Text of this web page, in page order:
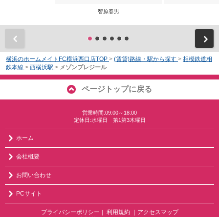
智原春男
横浜のホームメイトFC横浜西口店TOP > (賃貸)路線・駅から探す > 相模鉄道相
鉄本線 > 西横浜駅 > メゾンプレジール
ページトップに戻る
営業時間:09:00～18:00
定休日:水曜日 第1第3木曜日
ホーム
会社概要
お問い合わせ
PCサイト
プライバシーポリシー 利用規約 ｜アクセスマップ